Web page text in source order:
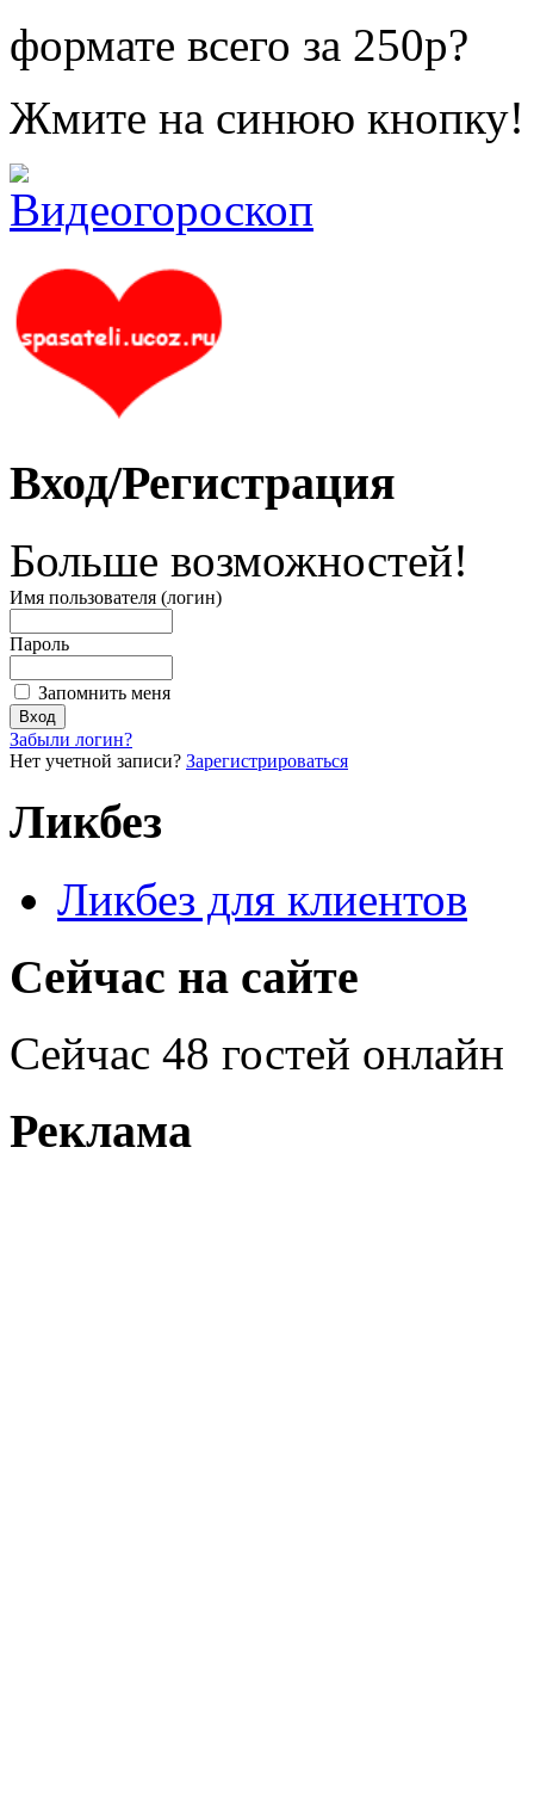
формате всего за 250р?
Жмите на синюю кнопку!
Вход/Регистрация
Больше возможностей!
Имя пользователя (логин)
Пароль
Запомнить меня
Забыли логин?
Нет учетной записи? Зарегистрироваться
Ликбез
Ликбез для клиентов
Сейчас на сайте
Сейчас 48 гостей онлайн
Реклама